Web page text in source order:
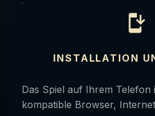
INSTALLATION
Das Spiel auf Ihrem Telefon
kompatible Browser,